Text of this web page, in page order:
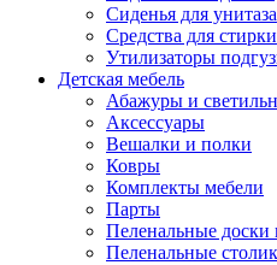
Сиденья для унитаза
Средства для стирки
Утилизаторы
Детская мебель
Абажуры и
Аксессуары
Вешалки и полки
Ковры
Комплекты мебели
Парты
Пеленальные доски
Пеленальные